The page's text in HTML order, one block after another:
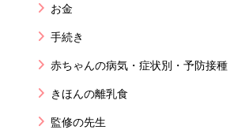
お金
手続き
赤ちゃんの病気・症状別・予防接種
きほんの離乳食
監修の先生